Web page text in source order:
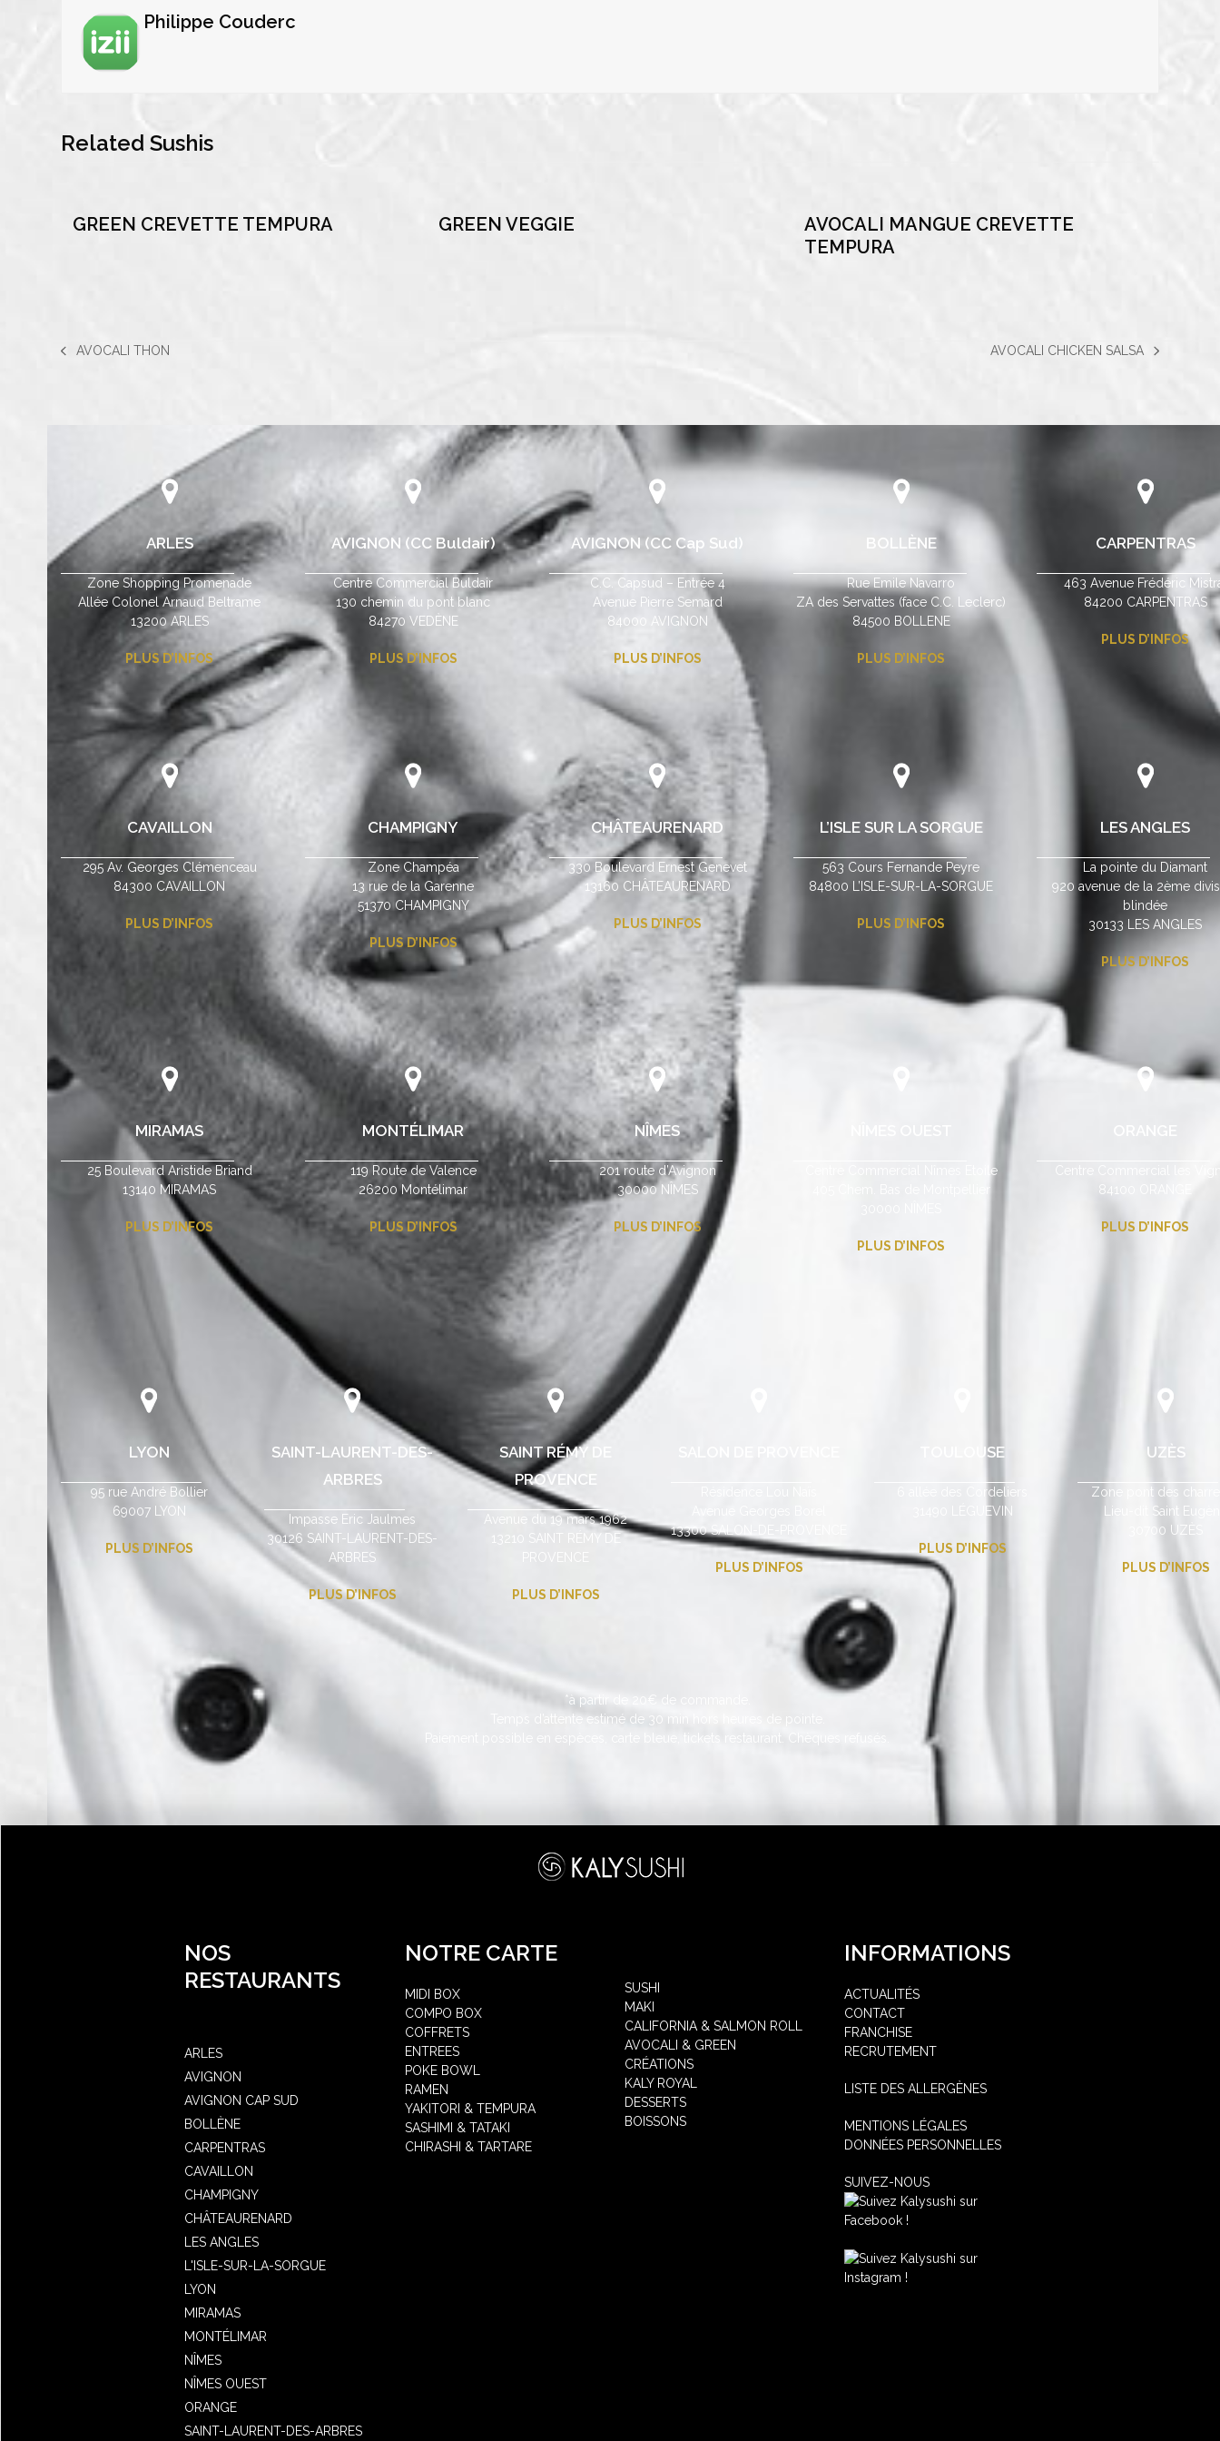
Philippe Couderc
Related Sushis
GREEN CREVETTE TEMPURA GREEN VEGGIE
AVOCALI MANGUE CREVETTE
TEMPURA
previous
AVOCALI THON
next
AVOCALI CHICKEN SALSA
ARLES
Zone Shopping Promenade
Allée Colonel Arnaud Beltrame
13200 ARLES
PLUS D’INFOS
AVIGNON (CC Buldair)
Centre Commercial Buldair
130 chemin du pont blanc
84270 VEDÈNE
PLUS D’INFOS
AVIGNON (CC Cap Sud)
C.C. Capsud – Entrée 4
Avenue Pierre Semard
84000 AVIGNON
PLUS D’INFOS
BOLLÈNE
Rue Emile Navarro
ZA des Servattes (face C.C. Leclerc)
84500 BOLLENE
PLUS D’INFOS
CARPENTRAS
463 Avenue Frédéric
84200 CARPENTRAS
PLUS D’INFOS
CAVAILLON
295 Av. Georges Clémenceau
84300 CAVAILLON
PLUS D’INFOS
CHAMPIGNY
Zone Champéa
13 rue de la Garenne
51370 CHAMPIGNY
PLUS D’INFOS
CHÂTEAURENARD
330 Boulevard Ernest Genevet
13160 CHÂTEAURENARD
PLUS D’INFOS
L’ISLE SUR LA SORGUE
563 Cours Fernande Peyre
84800 L’ISLE-SUR-LA-SORGUE
PLUS D’INFOS
LES ANGLES
La pointe du Diamant
920 avenue de la 2ème
blindée
30133 LES ANGLES
PLUS D’INFOS
MIRAMAS
25 Boulevard Aristide Briand
13140 MIRAMAS
PLUS D’INFOS
MONTÉLIMAR
119 Route de Valence
26200 Montélimar
PLUS D’INFOS
NÎMES
201 route d’Avignon
30000 NÎMES
PLUS D’INFOS
Centre Commercial Nîmes Etoile
PLUS D’INFOS
Centre Commercial les
84100 ORANGE
PLUS D’INFOS
LYON
95 rue André Bollier
69007 LYON
PLUS D’INFOS
SAINT-LAURENT-DES-
ARBRES
Impasse Eric Jaulmes
30126 SAINT-LAURENT-DES-
ARBRES
PLUS D’INFOS
SAINT RÉMY DE
PROVENCE
Avenue du 19 mars 1962
13210 SAINT RÉMY DE
PROVENCE
PLUS D’INFOS
13300 SALON-DE-PROVENCE
PLUS D’INFOS
TOULOUSE
6 allée des Cordeliers
31490 LÉGUEVIN
PLUS D’INFOS
UZÈS
Zone pont des
Lieu-dit Saint
30700 UZÈS
PLUS D’INFOS
*à partir de 20€ de commande.
Temps d’attente estimé de 30 min hors heures de pointe.
Paiement possible en espèces, carte bleue, tickets restaurant. Chèques refusés.
NOS
RESTAURANTS
ARLES
AVIGNON
AVIGNON CAP SUD
BOLLÈNE
CARPENTRAS
CAVAILLON
CHAMPIGNY
CHÂTEAURENARD
LES ANGLES
L'ISLE-SUR-LA-SORGUE
LYON
MIRAMAS
MONTÉLIMAR
NÎMES
NÎMES OUEST
ORANGE
SAINT-LAURENT-DES-ARBRES
NOTRE CARTE
MIDI BOX
COMPO BOX
COFFRETS
ENTREES
POKE BOWL
RAMEN
YAKITORI & TEMPURA
SASHIMI & TATAKI
CHIRASHI & TARTARE
SUSHI
MAKI
CALIFORNIA & SALMON ROLL
AVOCALI & GREEN
CRÉATIONS
KALY ROYAL
DESSERTS
BOISSONS
INFORMATIONS
ACTUALITÉS
CONTACT
FRANCHISE
RECRUTEMENT
LISTE DES ALLERGÈNES
MENTIONS LÉGALES
DONNÉES PERSONNELLES
SUIVEZ-NOUS